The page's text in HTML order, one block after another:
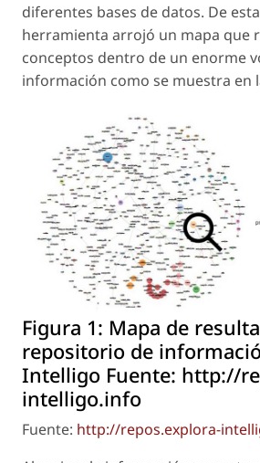
diferentes bases de datos. De
herramienta arrojó un mapa que
conceptos dentro de un enorme
información como se muestra en
Figura 1: Mapa de
repositorio de
Intelligo Fuente: http://
intelligo.info
Fuente: http://repos.explora-